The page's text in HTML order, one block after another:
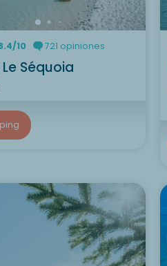
10 721 opiniones
Séquoia